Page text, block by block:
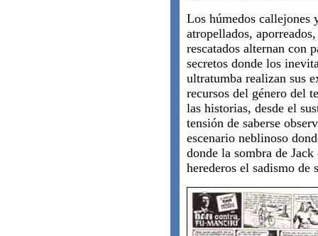
Los húmedos callejones
atropellados,
rescatados alternan con
secretos donde los
ultratumba realizan sus
recursos del género del
las historias, desde el
tensión de saberse
escenario neblinoso
donde la sombra de
herederos el sadismo de